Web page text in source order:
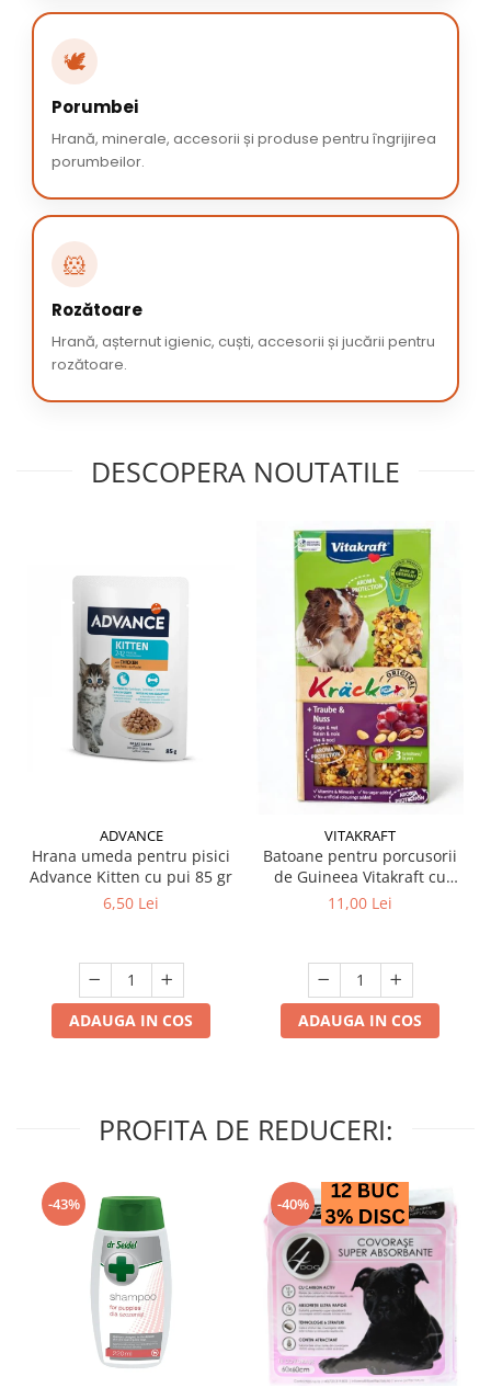
🕊️
Porumbei
Hrană, minerale, accesorii și produse pentru îngrijirea
porumbeilor.
🐹
Rozătoare
Hrană, așternut igienic, cuști, accesorii și jucării pentru
rozătoare.
DESCOPERA NOUTATILE
ADVANCE
Hrana umeda pentru pisici
Advance Kitten cu pui 85 gr
6,50 Lei
ADAUGA IN COS
VITAKRAFT
Batoane pentru porcusorii
de Guineea Vitakraft cu
struguri & nuci 2 buc
11,00 Lei
ADAUGA IN COS
PROFITA DE REDUCERI:
-43% -40%